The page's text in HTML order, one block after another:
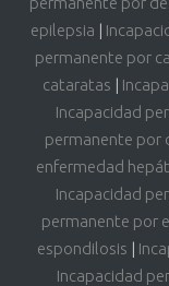
epilepsia |
permanente por
cataratas |
Incapacidad
permanente por
enfermedad
Incapacidad
permanente por
espondilosis |
Incapacidad